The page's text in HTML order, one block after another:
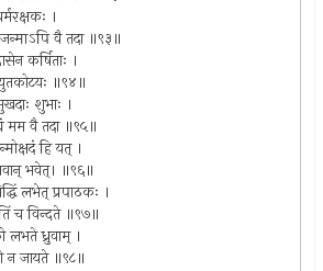
।
वै तदा ॥९३॥
कर्षिताः ।
॥९४॥
शुभाः ।
मम वै तदा ॥९५॥
हि यत् ।
भवेत्। ॥९६॥
लभेत् प्रपाठकः ।
च विन्दते ॥९७॥
लभते ध्रुवाम् ।
न जायते ॥९८॥